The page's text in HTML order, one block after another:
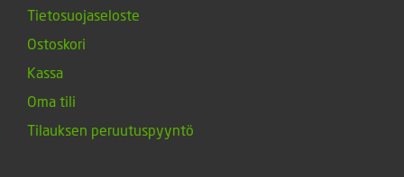
Tietosuojaseloste
Ostoskori
Kassa
Oma tili
Tilauksen peruutuspyyntö